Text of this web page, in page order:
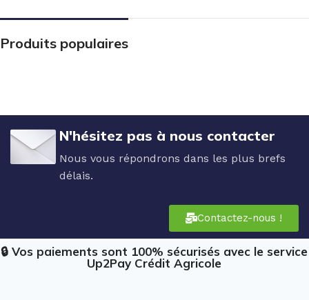
Produits populaires
N'hésitez pas à nous contacter
Nous vous répondrons dans les plus brefs
délais.
Contactez-nous !
🔒 Vos paiements sont 100% sécurisés avec le service
Up2Pay Crédit Agricole